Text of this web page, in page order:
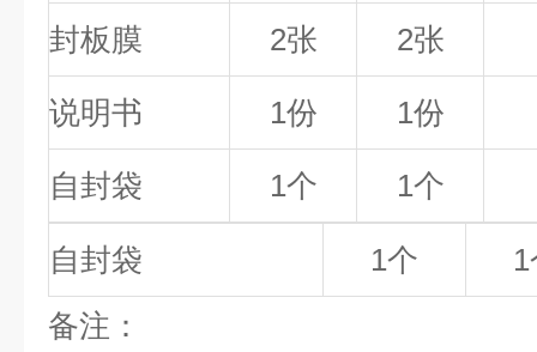
封板膜 2张 2张
说明书 1份 1份
自封袋 1个 1个
自封袋 1个
备注 ：